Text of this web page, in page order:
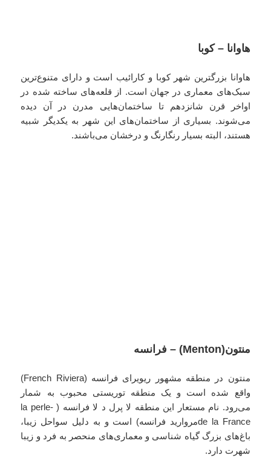
هاوانا – کوبا
هاوانا بزرگترین شهر کوبا و کارائیب است و دارای متنوع‌ترین
سبک‌های معماری در جهان است. از قلعه‌های ساخته شده در
اواخر قرن شانزدهم تا ساختمان‌هایی مدرن در آن دیده
می‌شوند. بسیاری از ساختمان‌های این شهر به یکدیگر شبیه
هستند، البته بسیار رنگارنگ و درخشان می‌باشند.
منتون(Menton) – فرانسه
منتون در منطقه مشهور ریویرای فرانسه (French Riviera)
واقع شده است و یک منطقه توریستی محبوب به شمار
می‌رود. نام مستعار این منطقه لا پرل د لا فرانسه ( -la perle
de la Franceمروارید فرانسه) است و به دلیل سواحل زیبا،
باغ‌های بزرگ گیاه شناسی و معماری‌های منحصر به فرد و زیبا
شهرت دارد.